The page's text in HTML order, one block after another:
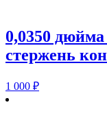
0,0350
стержень
1 000 ₽